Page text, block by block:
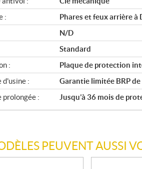
:
Phares et feux arrière à
N/D
Standard
:
Plaque de protection
d'usine :
Garantie limitée BRP de
prolongée :
Jusqu’à 36 mois de
PEUVENT AUSSI